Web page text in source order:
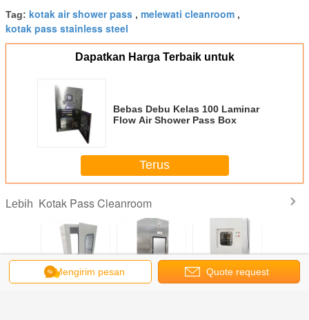
Tag: kotak air shower pass , melewati cleanroom ,
kotak pass stainless steel
Dapatkan Harga Terbaik untuk
Bebas Debu Kelas 100 Laminar
Flow Air Shower Pass Box
Terus
Lebih Kotak Pass Cleanroom
750 * 600 *
Kotak Passing
Kotak Pass Lift
Kotak
Mengirim pesan Quote request